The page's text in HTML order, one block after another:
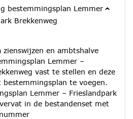
bestemmingsplan Lemmer -
Brekkenweg
zienswijzen en ambtshalve
Lemmer –
vast te stellen en deze
te voegen.
Lemmer – Frieslandpark
in de bestandenset met